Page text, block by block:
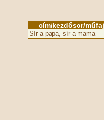
cím/kezdősor/műfaj
Sír a papa, sír a mama